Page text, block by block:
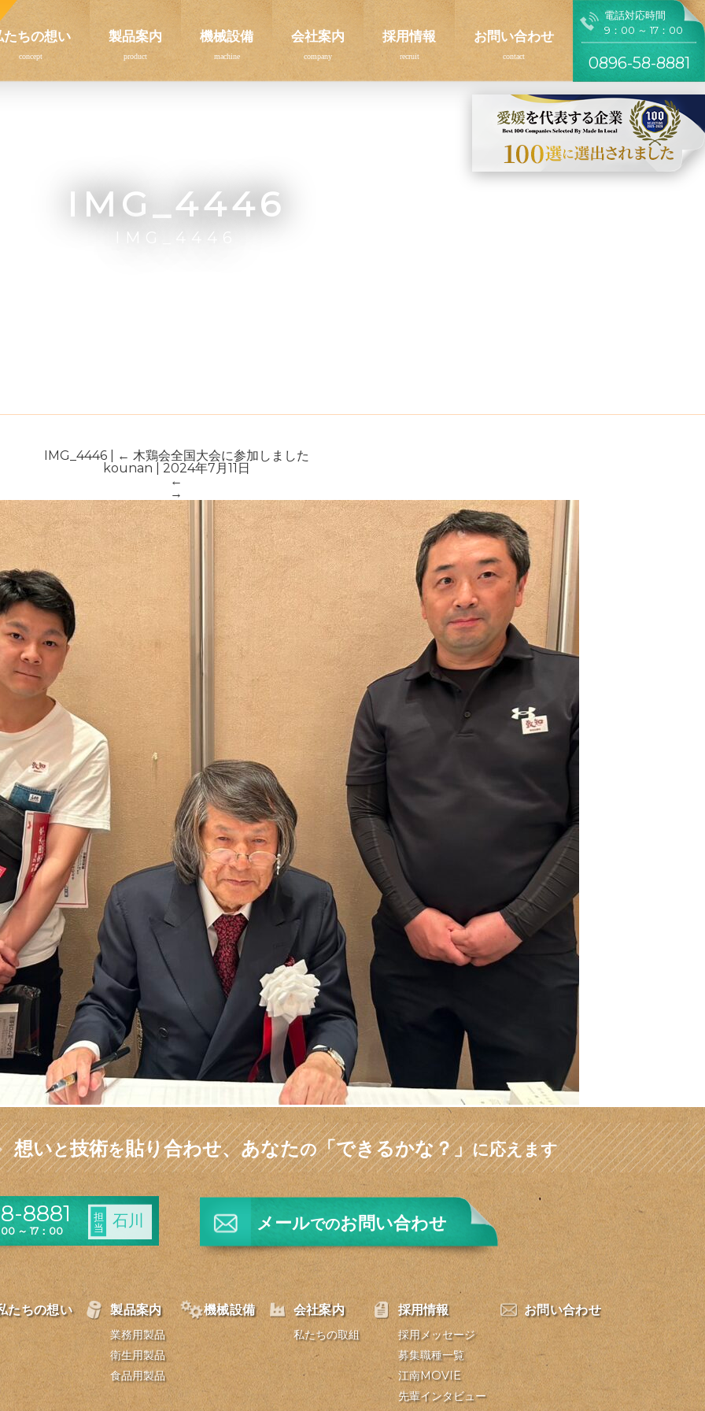
たちの想い 製品案内 機械設備 会社案内 採用情報 お問い合わせ
電話対応時間
9：00 ～ 17：00
0896-58-8881
IMG_4446
IMG_4446 ← 木鶏会全国大会に参加しました
kounan
2024年7月11日
←
→
想いと技術を貼り合わせ、あなたの「できるかな？」に応えます
8881
～ 17：00
担
当
石川 メールでのお問い合わせ
たちの想い 製品案内
業務用製品
衛生用製品
食品用製品
機械設備 会社案内
私たちの取組
採用情報
採用メッセージ
募集職種一覧
江南MOVIE
先輩インタビュー
お問い合わせ